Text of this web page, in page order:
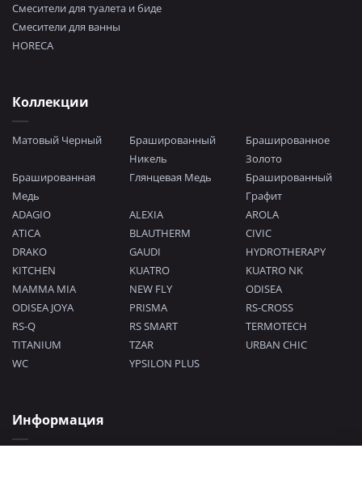
Смесители для туалета и биде
Смесители для ванны
HORECA
Коллекции
Матовый Черный
Брашированный
Никель
Брашированное
Золото
Брашированная
Медь
Глянцевая Медь
Брашированный
Графит
ADAGIO
ALEXIA
AROLA
ATICA
BLAUTHERM
CIVIC
DRAKO
GAUDI
HYDROTHERAPY
KITCHEN
KUATRO
KUATRO NK
MAMMA MIA
NEW FLY
ODISEA
ODISEA JOYA
PRISMA
RS-CROSS
RS-Q
RS SMART
TERMOTECH
TITANIUM
TZAR
URBAN CHIC
WC
YPSILON PLUS
Информация